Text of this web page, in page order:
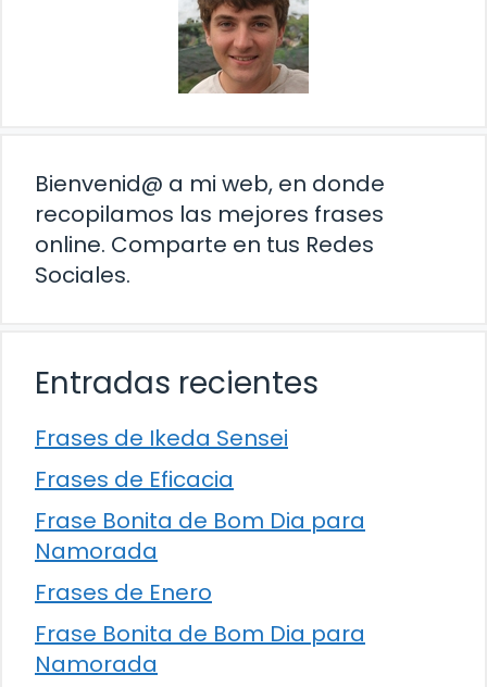
Bienvenid@ a mi web, en donde
recopilamos las mejores frases
online. Comparte en tus Redes
Sociales.
Entradas recientes
Frases de Ikeda Sensei
Frases de Eficacia
Frase Bonita de Bom Dia para
Namorada
Frases de Enero
Frase Bonita de Bom Dia para
Namorada